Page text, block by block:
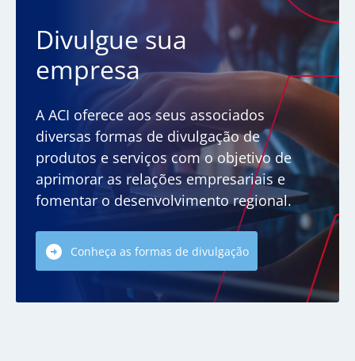
Divulgue sua
empresa
A ACI oferece aos seus associados
diversas formas de divulgação de
produtos e serviços com o objetivo de
aprimorar as relações empresariais e
fomentar o desenvolvimento regional.
Conheça as formas de divulgação